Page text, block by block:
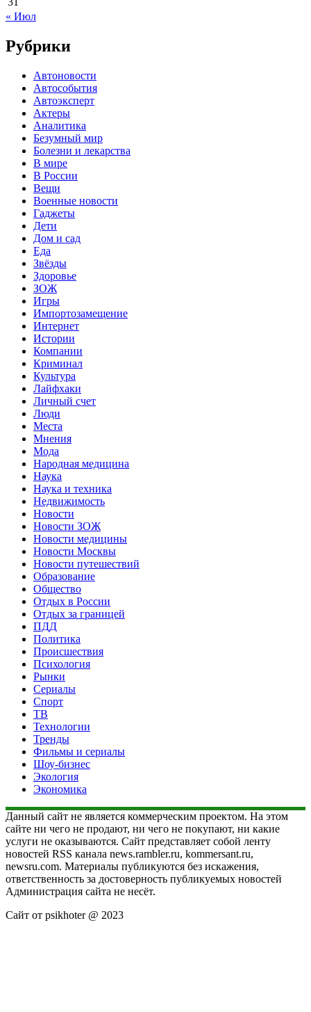
« Июл
Рубрики
Автоновости
Автособытия
Автоэксперт
Актеры
Аналитика
Безумный мир
Болезни и лекарства
В мире
В России
Вещи
Военные новости
Гаджеты
Дети
Дом и сад
Еда
Звёзды
Здоровье
ЗОЖ
Игры
Импортозамещение
Интернет
Истории
Компании
Криминал
Культура
Лайфхаки
Личный счет
Люди
Места
Мнения
Мода
Народная медицина
Наука
Наука и техника
Недвижимость
Новости
Новости ЗОЖ
Новости медицины
Новости Москвы
Новости путешествий
Образование
Общество
Отдых в России
Отдых за границей
ПДД
Политика
Происшествия
Психология
Рынки
Сериалы
Спорт
ТВ
Технологии
Тренды
Фильмы и сериалы
Шоу-бизнес
Экология
Экономика
Данный сайт не является коммерческим проектом. На этом
сайте ни чего не продают, ни чего не покупают, ни какие
услуги не оказываются. Сайт представляет собой ленту
новостей RSS канала news.rambler.ru, kommersant.ru,
newsru.com. Материалы публикуются без искажения,
ответственность за достоверность публикуемых новостей
Администрация сайта не несёт.
Сайт от psikhoter @ 2023